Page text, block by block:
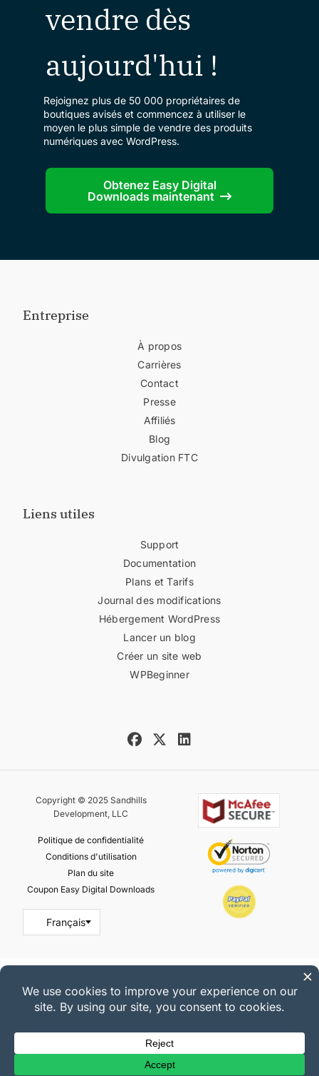
vendre dès
aujourd'hui !
Rejoignez plus de 50 000 propriétaires de
boutiques avisés et commencez à utiliser le
moyen le plus simple de vendre des produits
numériques avec WordPress.
Obtenez Easy Digital
Downloads maintenant
Entreprise
À propos
Carrières
Contact
Presse
Affiliés
Blog
Divulgation FTC
Liens utiles
Support
Documentation
Plans et Tarifs
Journal des modifications
Hébergement WordPress
Lancer un blog
Créer un site web
WPBeginner
Copyright © 2025 Sandhills
Development, LLC
Politique de confidentialité
Conditions d'utilisation
Plan du site
Coupon Easy Digital Downloads